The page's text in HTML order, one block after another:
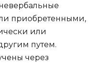
приобретенными,
или
путем.
через